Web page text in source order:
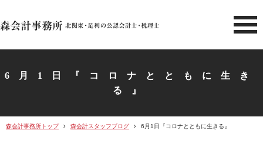
北関東 足利市の公認会計士・
6月1日『コロナとともに生き
る』
森会計事務所トップ 森会計スタッフブログ 6月1日『コロナとともに生きる』